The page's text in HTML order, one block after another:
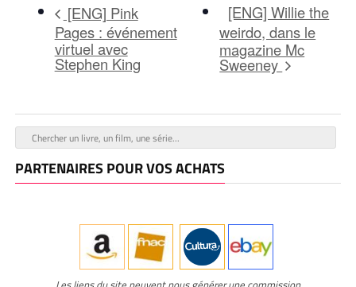
[ENG] Pink
Pages : événement
virtuel avec
Stephen King
[ENG] Willie the
weirdo, dans le
magazine Mc
Sweeney
PARTENAIRES POUR VOS ACHATS